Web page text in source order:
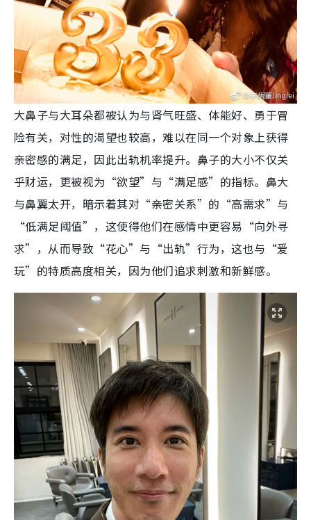
大鼻子与大耳朵都被认为与肾气旺盛、体能好、勇于冒
险有关，对性的渴望也较高，难以在同一个对象上获得
亲密感的满足，因此出轨机率提升。鼻子的大小不仅关
乎财运，更被视为“欲望”与“满足感”的指标。鼻大
与鼻翼太开，暗示着其对“亲密关系”的“高需求”与
“低满足阈值”，这使得他们在感情中更容易“向外寻
求”，从而导致“花心”与“出轨”行为，这也与“爱
玩”的特质高度相关，因为他们追求刺激和新鲜感。